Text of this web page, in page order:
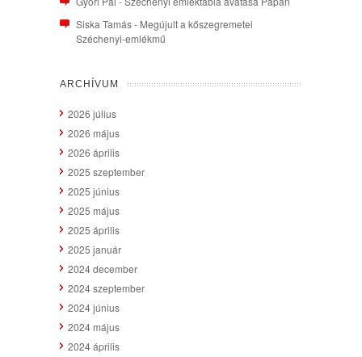
Siska Tamás- Megújult a kőszegremetei
Széchenyi-emlékmű
ARCHÍVUM
2026 július
2026 május
2026 április
2025 szeptember
2025 június
2025 május
2025 április
2025 január
2024 december
2024 szeptember
2024 június
2024 május
2024 április